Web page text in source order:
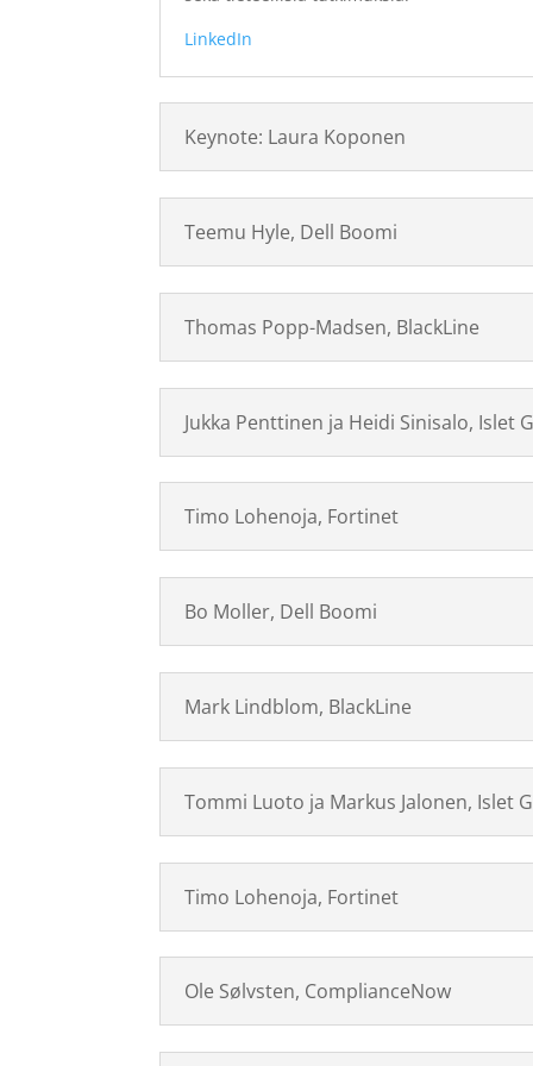
LinkedIn
Keynote: Laura Koponen
Teemu Hyle, Dell Boomi
Thomas Popp-Madsen, BlackLine
Jukka Penttinen ja Heidi Sinisalo, Islet
Timo Lohenoja, Fortinet
Bo Moller, Dell Boomi
Mark Lindblom, BlackLine
Tommi Luoto ja Markus Jalonen, Islet
Timo Lohenoja, Fortinet
Ole Sølvsten, ComplianceNow